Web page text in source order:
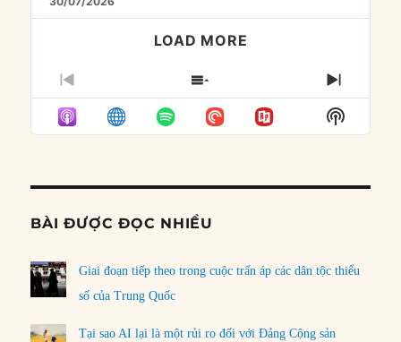
LOAD MORE
PREVIOUS
EPISODE
SHOW
EPISODES
LIST
NEXT
Show
Podcast
BÀI ĐƯỢC ĐỌC NHIỀU
Giai đoạn tiếp theo trong cuộc trấn áp các dân tộc thiểu
số của Trung Quốc
Tại sao AI lại là một rủi ro đối với Đảng Cộng sản